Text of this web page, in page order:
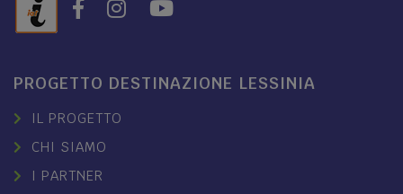
PROGETTO DESTINAZIONE LESSINIA
IL PROGETTO
CHI SIAMO
I PARTNER